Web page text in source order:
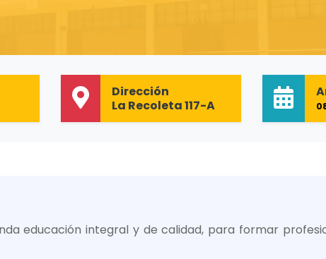
Dirección
La Recoleta 117-A
educación integral y de calidad, para formar